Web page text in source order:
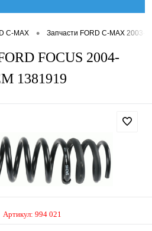
C-MAX • Запчасти FORD C-MAX 2003-
FOCUS 2004-
1381919
Артикул: 994 021